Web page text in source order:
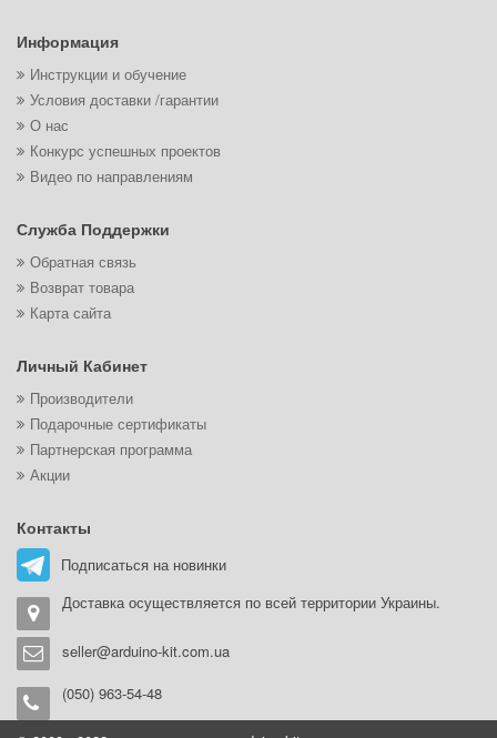
Информация
Инструкции и обучение
Условия доставки /гарантии
О нас
Конкурс успешных проектов
Видео по направлениям
Служба Поддержки
Обратная связь
Возврат товара
Карта сайта
Личный Кабинет
Производители
Подарочные сертификаты
Партнерская программа
Акции
Контакты
Подписаться на новинки
Доставка осуществляется по всей территории Украины.
seller@arduino-kit.com.ua
(050) 963-54-48